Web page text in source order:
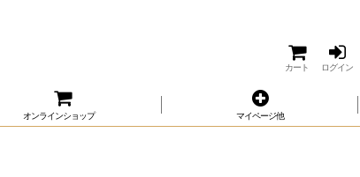
カート ログイン
オンラインショップ マイページ他